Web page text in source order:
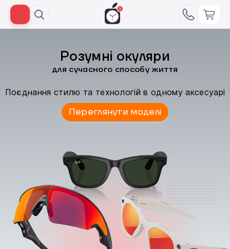
Розумні окуляри
для сучасного способу життя
Поєднання стилю та технологій в одному аксесуарі
Переглянути моделі